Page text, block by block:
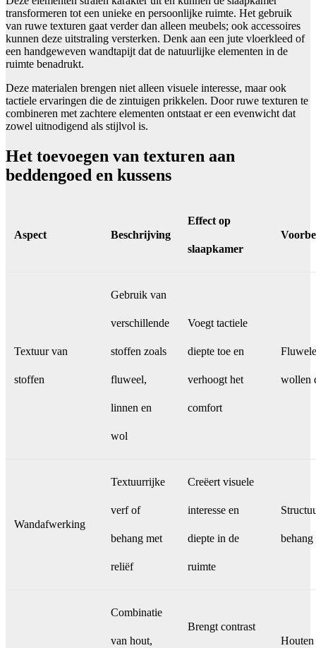
transformeren tot een unieke en persoonlijke ruimte. Het gebruik
van ruwe texturen gaat verder dan alleen meubels; ook accessoires
kunnen deze uitstraling versterken. Denk aan een jute vloerkleed of
een handgeweven wandtapijt dat de natuurlijke elementen in de
ruimte benadrukt.
Deze materialen brengen niet alleen visuele interesse, maar ook
tactiele ervaringen die de zintuigen prikkelen. Door ruwe texturen te
combineren met zachtere elementen ontstaat er een evenwicht dat
zowel uitnodigend als stijlvol is.
Het toevoegen van texturen aan
beddengoed en kussens
Aspect Beschrijving
Effect op
slaapkamer
Textuur van
stoffen
Gebruik van
verschillende
stoffen zoals
fluweel,
linnen en
wol
Voegt tactiele
diepte toe en
verhoogt het
comfort
wollen
Wandafwerking
Textuurrijke
verf of
behang met
reliëf
Creëert visuele
interesse en
diepte in de
ruimte
behang
Combinatie
van hout,
Brengt contrast
Houten